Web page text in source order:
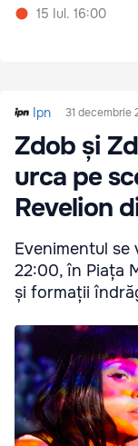
15 Iul. 16:00
Ipn 31 decembrie
Zdob și
urca pe
Revelion
Evenimentul
22:00, în Piața
și formații